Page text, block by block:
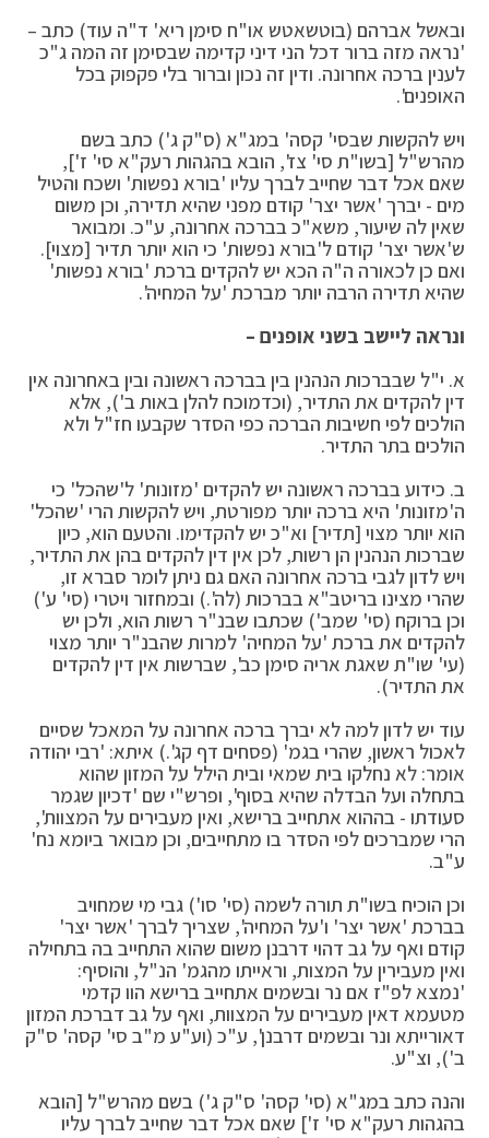
ובאשל אברהם (בוטשאטש או"ח סימן ריא' ד"ה עוד) כתב –
'נראה מזה ברור דכל הני דיני קדימה שבסימן זה המה ג"כ
לענין ברכה אחרונה. ודין זה נכון וברור בלי פקפוק בכל
האופנים'.
ויש להקשות שבסי' קסה' במג"א (ס"ק ג') כתב בשם
מהרש"ל [בשו"ת סי' צז', הובא בהגהות רעק"א סי' ז'],
שאם אכל דבר שחייב לברך עליו 'בורא נפשות' ושכח והטיל
מים - יברך 'אשר יצר' קודם מפני שהיא תדירה, וכן משום
שאין לה שיעור, משא"כ בברכה אחרונה, ע"כ. ומבואר
ש'אשר יצר' קודם ל'בורא נפשות' כי הוא יותר תדיר [מצוי].
ואם כן לכאורה ה"ה הכא יש להקדים ברכת 'בורא נפשות'
שהיא תדירה הרבה יותר מברכת 'על המחיה'.
ונראה ליישב בשני אופנים –
א. י"ל שבברכות הנהנין בין בברכה ראשונה ובין באחרונה אין
דין להקדים את התדיר, (וכדמוכח להלן באות ב'), אלא
הולכים לפי חשיבות הברכה כפי הסדר שקבעו חז"ל ולא
הולכים בתר התדיר.
ב. כידוע בברכה ראשונה יש להקדים 'מזונות' ל'שהכל' כי
ה'מזונות' היא ברכה יותר מפורטת, ויש להקשות הרי 'שהכל'
הוא יותר מצוי [תדיר] וא"כ יש להקדימו. והטעם הוא, כיון
שברכות הנהנין הן רשות, לכן אין דין להקדים בהן את התדיר,
ויש לדון לגבי ברכה אחרונה האם גם ניתן לומר סברא זו,
שהרי מצינו בריטב"א בברכות (לה'.) ובמחזור ויטרי (סי' ע')
וכן ברוקח (סי' שמב') שכתבו שבנ"ר רשות הוא, ולכן יש
להקדים את ברכת 'על המחיה' למרות שהבנ"ר יותר מצוי
(עי' שו"ת שאגת אריה סימן כב', שברשות אין דין להקדים
את התדיר).
עוד יש לדון למה לא יברך ברכה אחרונה על המאכל שסיים
לאכול ראשון, שהרי בגמ' (פסחים דף קג'.) איתא: 'רבי יהודה
אומר: לא נחלקו בית שמאי ובית הילל על המזון שהוא
בתחלה ועל הבדלה שהיא בסוף', ופרש"י שם 'דכיון שגמר
סעודתו - בההוא אתחייב ברישא, ואין מעבירים על המצוות',
הרי שמברכים לפי הסדר בו מתחייבים, וכן מבואר ביומא נח'
ע"ב.
וכן הוכיח בשו"ת תורה לשמה (סי' סו') גבי מי שמחויב
בברכת 'אשר יצר' ו'על המחיה', שצריך לברך 'אשר יצר'
קודם ואף על גב דהוי דרבנן משום שהוא התחייב בה בתחילה
ואין מעבירין על המצות, וראייתו מהגמ' הנ"ל, והוסיף:
'נמצא לפ"ז אם נר ובשמים אתחייב ברישא הוו קדמי
מטעמא דאין מעבירים על המצוות, ואף על גב דברכת המזון
דאורייתא ונר ובשמים דרבנן', ע"כ (וע"ע מ"ב סי' קסה' ס"ק
ב'), וצ"ע.
והנה כתב במג"א (סי' קסה' ס"ק ג') בשם מהרש"ל [הובא
בהגהות רעק"א סי' ז'] שאם אכל דבר שחייב לברך עליו